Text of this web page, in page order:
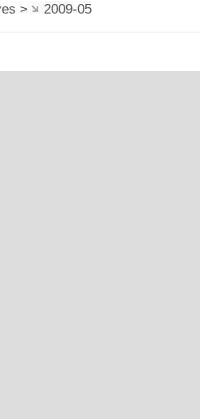
> 2009-05